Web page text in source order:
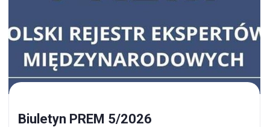
Biuletyn PREM 5/2026